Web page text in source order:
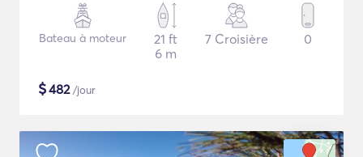
Bateau à moteur
21 ft
6 m
7 Croisière 0
$482/jour